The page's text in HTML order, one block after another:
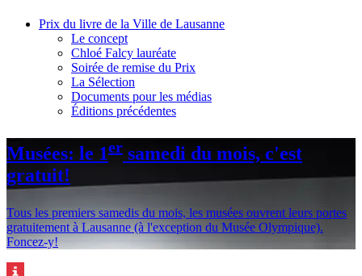
Prix du livre de la Ville de Lausanne
Le concept
Chloé Falcy lauréate
Soirée de remise du Prix
La Sélection
Documents pour les médias
Éditions précédentes
Musées: le 1er samedi du mois, c'est
gratuit!
Tous les premiers samedis du mois, les musées ouvrent leurs portes
gratuitement à Lausanne (à l'exception du Musée Olympique).
Foncez-y!